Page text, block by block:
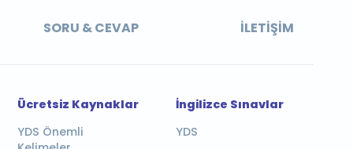
SORU & CEVAP İLETIŞIM
Ücretsiz Kaynaklar
YDS Önemli
İngilizce Sınavlar
YDS